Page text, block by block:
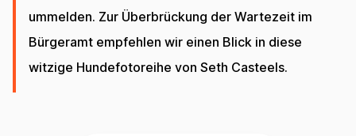
ummelden. Zur Überbrückung der Wartezeit im
Bürgeramt empfehlen wir einen Blick in diese
witzige Hundefotoreihe von Seth Casteels.